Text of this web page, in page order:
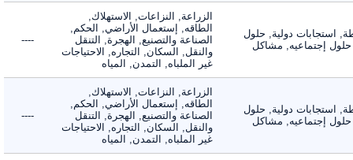
استجابات دولية, حلول
إجتماعيه, مشاكل
الزراعة, النزاعات, الاستهلاك,
الطاقه, إستعمال الأراضي, الحكم,
الصناعة والتصنيع, الهجرة, التنقل
والنقل, السكان, التجاره, الاحتياجات
غير الملباه, التمدن, المياه
----
استجابات دولية, حلول
إجتماعيه, مشاكل
الزراعة, النزاعات, الاستهلاك,
الطاقه, إستعمال الأراضي, الحكم,
الصناعة والتصنيع, الهجرة, التنقل
والنقل, السكان, التجاره, الاحتياجات
غير الملباه, التمدن, المياه
----